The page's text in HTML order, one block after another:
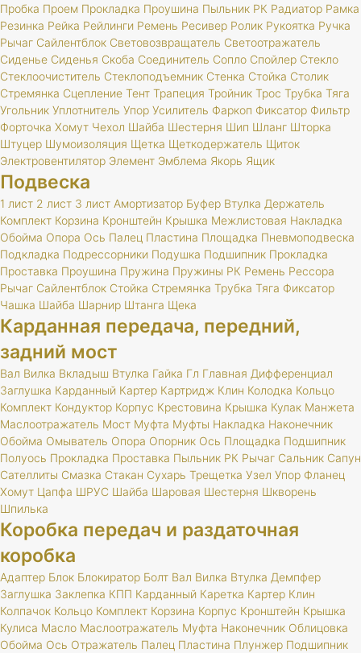
Пробка Проем Прокладка Проушина Пыльник РК Радиатор Рамка
Резинка Рейка Рейлинги Ремень Ресивер Ролик Рукоятка Ручка
Рычаг Сайлентблок Световозвращатель Светоотражатель
Сиденье Сиденья Скоба Соединитель Сопло Спойлер Стекло
Стеклоочиститель Стеклоподъемник Стенка Стойка Столик
Стремянка Сцепление Тент Трапеция Тройник Трос Трубка Тяга
Угольник Уплотнитель Упор Усилитель Фаркоп Фиксатор Фильтр
Форточка Хомут Чехол Шайба Шестерня Шип Шланг Шторка
Штуцер Шумоизоляция Щетка Щеткодержатель Щиток
Электровентилятор Элемент Эмблема Якорь Ящик
Подвеска
1 лист 2 лист 3 лист Амортизатор Буфер Втулка Держатель
Комплект Корзина Кронштейн Крышка Межлистовая Накладка
Обойма Опора Ось Палец Пластина Площадка Пневмоподвеска
Подкладка Подрессорники Подушка Подшипник Прокладка
Проставка Проушина Пружина Пружины РК Ремень Рессора
Рычаг Сайлентблок Стойка Стремянка Трубка Тяга Фиксатор
Чашка Шайба Шарнир Штанга Щека
Карданная передача, передний,
задний мост
Вал Вилка Вкладыш Втулка Гайка Гл Главная Дифференциал
Заглушка Карданный Картер Картридж Клин Колодка Кольцо
Комплект Кондуктор Корпус Крестовина Крышка Кулак Манжета
Маслоотражатель Мост Муфта Муфты Накладка Наконечник
Обойма Омыватель Опора Опорник Ось Площадка Подшипник
Полуось Прокладка Проставка Пыльник РК Рычаг Сальник Сапун
Сателлиты Смазка Стакан Сухарь Трещетка Узел Упор Фланец
Хомут Цапфа ШРУС Шайба Шаровая Шестерня Шкворень
Шпилька
Коробка передач и раздаточная
коробка
Адаптер Блок Блокиратор Болт Вал Вилка Втулка Демпфер
Заглушка Заклепка КПП Карданный Каретка Картер Клин
Колпачок Кольцо Комплект Корзина Корпус Кронштейн Крышка
Кулиса Масло Маслоотражатель Муфта Наконечник Облицовка
Обойма Ось Отражатель Палец Пластина Плунжер Подшипник